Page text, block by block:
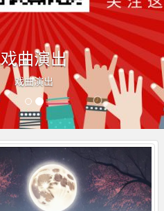
戏曲演出
戏曲演出